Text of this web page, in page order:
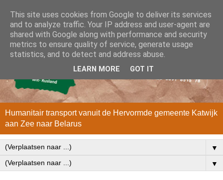
Humanitair transport vanuit de Hervormde gemeente Katwijk
aan Zee naar Belarus
▼
▼
This site uses cookies from Google to deliver its services
and to analyze traffic. Your IP address and user-agent are
shared with Google along with performance and security
metrics to ensure quality of service, generate usage
statistics, and to detect and address abuse.
LEARN MORE GOT IT